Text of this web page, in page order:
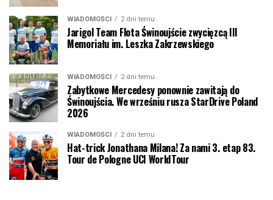
WIADOMOŚCI 2 dni temu
Jarigol Team Flota Świnoujście zwycięzcą III
Memoriału im. Leszka Zakrzewskiego
WIADOMOŚCI 2 dni temu
Zabytkowe Mercedesy ponownie zawitają do
Świnoujścia. We wrześniu rusza StarDrive Poland
2026
WIADOMOŚCI 2 dni temu
Hat-trick Jonathana Milana! Za nami 3. etap 83.
Tour de Pologne UCI WorldTour